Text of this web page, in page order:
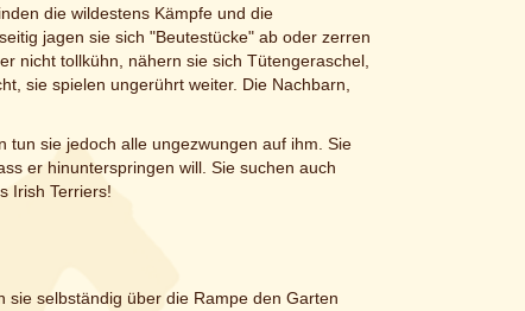
die wildestens Kämpfe und die
jagen sie sich "Beutestücke" ab oder zerren
nicht tollkühn, nähern sie sich Tütengeraschel,
sie spielen ungerührt weiter. Die Nachbarn,
tun sie jedoch alle ungezwungen auf ihm. Sie
er hinunterspringen will. Sie suchen auch
Irish Terriers!
sie selbständig über die Rampe den Garten